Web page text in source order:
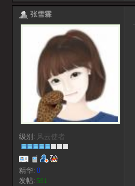
张雪霖
级别: 风云使者
精华: 0
发帖: 591